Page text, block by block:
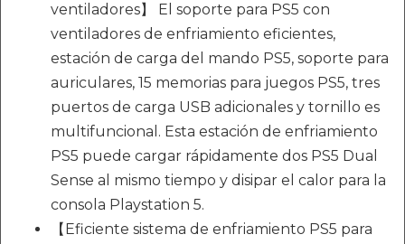
ventiladores】 El soporte para PS5 con
ventiladores de enfriamiento eficientes,
estación de carga del mando PS5, soporte para
auriculares, 15 memorias para juegos PS5, tres
puertos de carga USB adicionales y tornillo es
multifuncional. Esta estación de enfriamiento
PS5 puede cargar rápidamente dos PS5 Dual
Sense al mismo tiempo y disipar el calor para la
consola Playstation 5.
【Eficiente sistema de enfriamiento PS5 para